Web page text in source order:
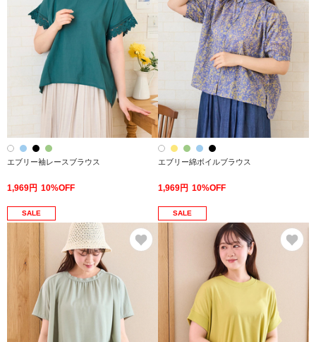
エブリー袖レースブラウス
1,969円 10%OFF
エブリー綿ボイルブラウス
1,969円 10%OFF
SALE SALE